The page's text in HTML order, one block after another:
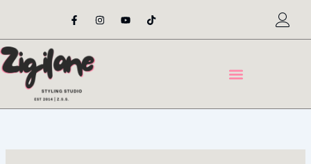
content
F
a
e
o
o
-
I
n
t
Y
o
t
T
i
t